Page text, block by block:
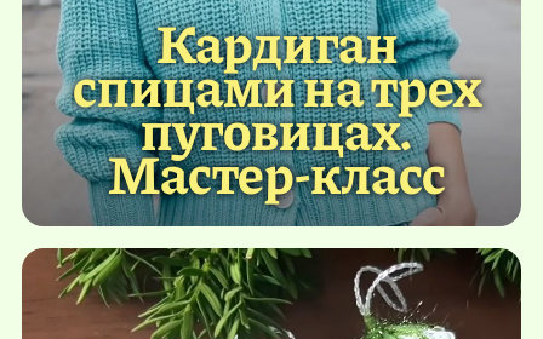
Кардиган
спицами на трех
пуговицах.
Мастер-класс